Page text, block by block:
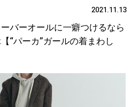
2021.11.13
バーオールに一癖つけるなら
“パーカ”ガールの着まわし